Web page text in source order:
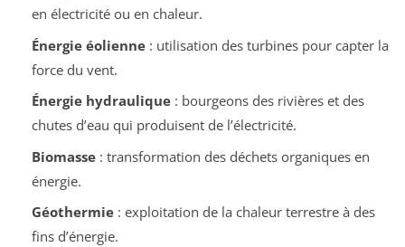
en électricité ou en chaleur.
Énergie éolienne: utilisation des turbines pour capter la
force du vent.
Énergie hydraulique: bourgeons des rivières et des
chutes d’eau qui produisent de l’électricité.
Biomasse: transformation des déchets organiques en
énergie.
Géothermie: exploitation de la chaleur terrestre à des
fins d’énergie.